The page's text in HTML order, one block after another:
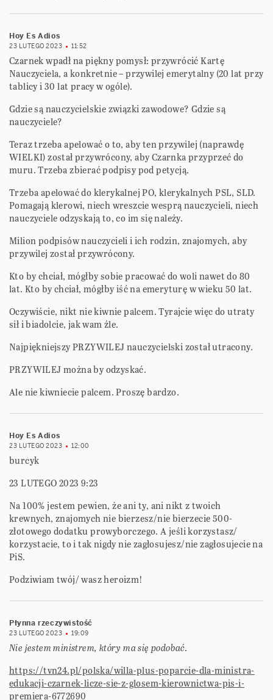
Hoy Es Adios
23 LUTEGO 2023 11:52
Czarnek wpadł na piękny pomysł: przywrócić Kartę
Nauczyciela, a konkretnie – przywilej emerytalny (20 lat przy
tablicy i 30 lat pracy w ogóle).
Gdzie są nauczycielskie związki zawodowe? Gdzie są
nauczyciele?
Teraz trzeba apelować o to, aby ten przywilej (naprawdę
WIELKI) został przywrócony, aby Czarnka przyprzeć do
muru. Trzeba zbierać podpisy pod petycją.
Trzeba apelować do klerykalnej PO, klerykalnych PSL, SLD.
Pomagają klerowi, niech wreszcie wesprą nauczycieli, niech
nauczyciele odzyskają to, co im się należy.
Milion podpisów nauczycieli i ich rodzin, znajomych, aby
przywilej został przywrócony.
Kto by chciał, mógłby sobie pracować do woli nawet do 80
lat. Kto by chciał, mógłby iść na emeryturę w wieku 50 lat.
Oczywiście, nikt nie kiwnie palcem. Tyrajcie więc do utraty
sił i biadolcie, jak wam źle.
Najpiękniejszy PRZYWILEJ nauczycielski został utracony.
PRZYWILEJ można by odzyskać.
Ale nie kiwniecie palcem. Proszę bardzo.
Hoy Es Adios
23 LUTEGO 2023 12:00
burcyk
23 LUTEGO 2023 9:23
Na 100% jestem pewien, że ani ty, ani nikt z twoich
krewnych, znajomych nie bierzesz/nie bierzecie 500-
złotowego dodatku prowyborczego. A jeśli korzystasz/
korzystacie, to i tak nigdy nie zagłosujesz/nie zagłosujecie na
PiS.
Podziwiam twój/ wasz heroizm!
Płynna rzeczywistość
23 LUTEGO 2023 19:09
Nie jestem ministrem, który ma się podobać.
https://tvn24.pl/polska/willa-plus-poparcie-dla-ministra-
edukacji-czarnek-licze-sie-z-glosem-kierownictwa-pis-i-
premiera-6772690